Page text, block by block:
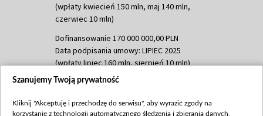
(wpłaty kwiecień 150 mln, maj 140 mln,
czerwiec 10 mln)
Dofinansowanie 170 000 000,00 PLN
Data podpisania umowy: LIPIEC 2025
(wpłaty lipiec 160 mln, sierpień 10 mln)
Dofinansowanie 60 000 000,00 PLN
(wpłata wrzesień 60 mln)
Szanujemy Twoją prywatność
Kliknij "Akceptuję i przechodzę do serwisu", aby wyrazić zgody na
korzystanie z technologii automatycznego śledzenia i zbierania danych,